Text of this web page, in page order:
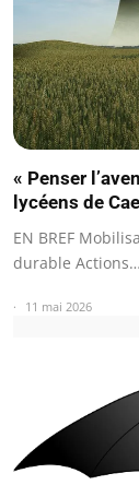
« Penser
lycéens de
EN BREF
durable Actions…
11 mai 2026